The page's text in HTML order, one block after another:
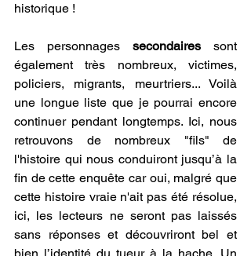
historique !
Les personnages secondaires sont
également très nombreux, victimes,
policiers, migrants, meurtriers... Voilà
une longue liste que je pourrai encore
continuer pendant longtemps. Ici, nous
retrouvons de nombreux "fils" de
l'histoire qui nous conduiront jusqu’à la
fin de cette enquête car oui, malgré que
cette histoire vraie n'ait pas été résolue,
ici, les lecteurs ne seront pas laissés
sans réponses et découvriront bel et